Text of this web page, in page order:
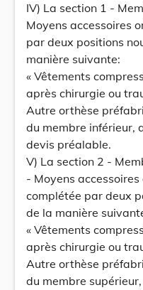
IV) La section 1 -
Moyens accessoires
par deux positions
manière suivante:
« Vêtements
après chirurgie ou
Autre orthèse
du membre inférieur,
devis préalable.
V) La section 2 -
- Moyens
complétée par deux
de la manière
« Vêtements
après chirurgie ou
Autre orthèse
du membre